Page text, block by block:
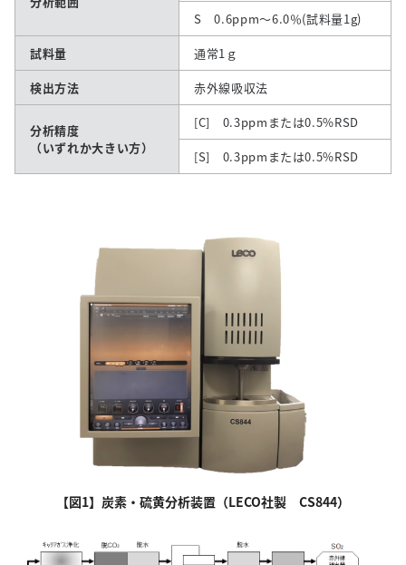
S 0.6ppm～6.0％(試料量1g)
試料量
通常1ｇ
検出方法
赤外線吸収法
分析精度
（いずれか大きい方）
[C] 0.3ppmまたは0.5%RSD
[S] 0.3ppmまたは0.5%RSD
【図1】炭素・硫黄分析装置（LECO社製 CS844）